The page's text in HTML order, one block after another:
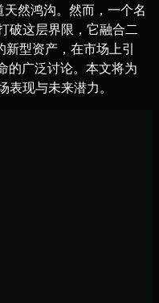
然鸿沟。然而，一个名
破这层界限，它融合二
新型资产，在市场上引
的广泛讨论。本文将为
表现与未来潜力。